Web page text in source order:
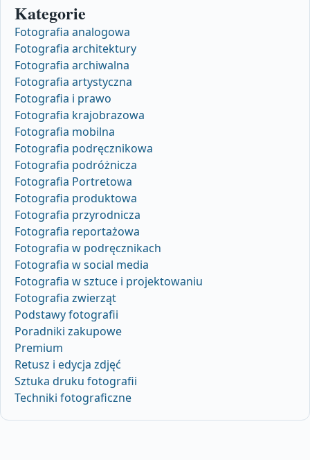
Kategorie
Fotografia analogowa
Fotografia architektury
Fotografia archiwalna
Fotografia artystyczna
Fotografia i prawo
Fotografia krajobrazowa
Fotografia mobilna
Fotografia podręcznikowa
Fotografia podróżnicza
Fotografia Portretowa
Fotografia produktowa
Fotografia przyrodnicza
Fotografia reportażowa
Fotografia w podręcznikach
Fotografia w social media
Fotografia w sztuce i projektowaniu
Fotografia zwierząt
Podstawy fotografii
Poradniki zakupowe
Premium
Retusz i edycja zdjęć
Sztuka druku fotografii
Techniki fotograficzne